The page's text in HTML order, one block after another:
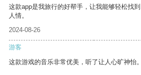
这款app是我旅行的好帮手，让我能够轻松找
人情。
2024-08-26
游客
这款游戏的音乐非常优美，听了让人心旷神怡。